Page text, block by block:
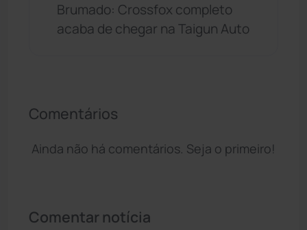
Brumado: Crossfox completo
acaba de chegar na Taigun Auto
Comentários
Ainda não há comentários. Seja o primeiro!
Comentar notícia